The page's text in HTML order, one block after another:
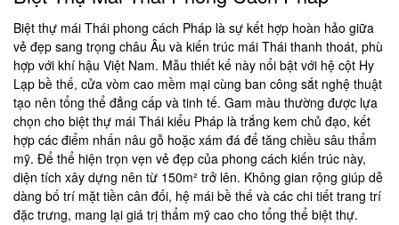
Biệt thự mái Thái phong cách Pháp là sự kết hợp hoàn hảo giữa
vẻ đẹp sang trọng châu Âu và kiến trúc mái Thái thanh thoát, phù
hợp với khí hậu Việt Nam. Mẫu thiết kế này nổi bật với hệ cột Hy
Lạp bề thế, cửa vòm cao mềm mại cùng ban công sắt nghệ thuật
tạo nên tổng thể đẳng cấp và tinh tế. Gam màu thường được lựa
chọn cho biệt thự mái Thái kiểu Pháp là trắng kem chủ đạo, kết
hợp các điểm nhấn nâu gỗ hoặc xám đá để tăng chiều sâu thẩm
mỹ. Để thể hiện trọn vẹn vẻ đẹp của phong cách kiến trúc này,
diện tích xây dựng nên từ 150m² trở lên. Không gian rộng giúp dễ
dàng bố trí mặt tiền cân đối, hệ mái bề thế và các chi tiết trang trí
đặc trưng, mang lại giá trị thẩm mỹ cao cho tổng thể biệt thự.